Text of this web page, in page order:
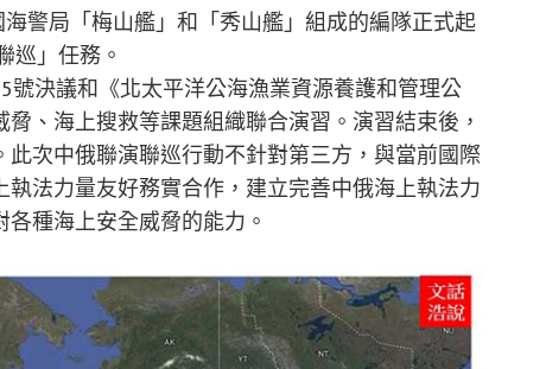
警局「梅山艦」和「秀山艦」組成的編隊正式起
巡」任務。
決議和《北太平洋公海漁業資源養護和管理公
、海上搜救等課題組織聯合演習。演習結束後，
次中俄聯演聯巡行動不針對第三方，與當前國際
法力量友好務實合作，建立完善中俄海上執法力
種海上安全威脅的能力。